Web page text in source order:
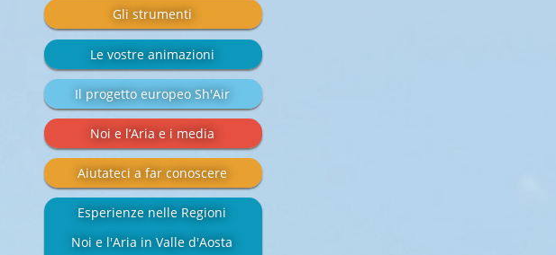
Gli strumenti
Le vostre animazioni
Il progetto europeo Sh'Air
Noi e l’Aria e i media
Aiutateci a far conoscere
Esperienze nelle Regioni
Noi e l'Aria in Valle d'Aosta